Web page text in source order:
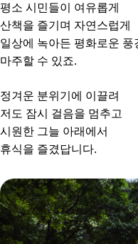
평소 시민들이 여유롭게
산책을 즐기며 자연스럽게
일상에 녹아든 평화로운 풍
마주할 수 있죠.
정겨운 분위기에 이끌려
저도 잠시 걸음을 멈추고
시원한 그늘 아래에서
휴식을 즐겼답니다.